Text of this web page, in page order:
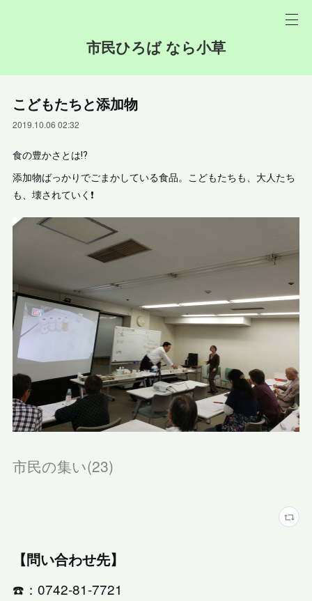
市民ひろば なら小草
こどもたちと添加物
2019.10.06 02:32
食の豊かさとは⁉️
添加物ばっかりでごまかしている食品。こどもたちも、大人たち
も、壊されていく❗
市民の集い(23)
【問い合わせ先】
☎️：0742-81-7721